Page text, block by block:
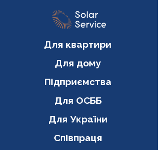
Для квартири
Для дому
Підприємства
Для ОСББ
Для України
Співпраця